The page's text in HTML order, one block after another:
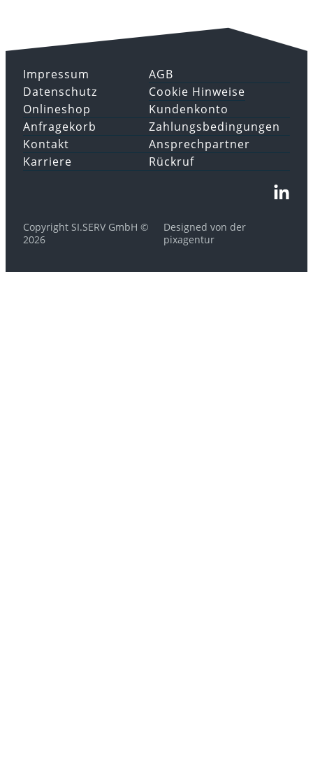
Impressum
Datenschutz
AGB
Cookie Hinweise
Onlineshop
Anfragekorb
Kundenkonto
Zahlungsbedingungen
Kontakt
Karriere
Ansprechpartner
Rückruf
Copyright SI.SERV GmbH ©
2026
Designed von der
pixagentur